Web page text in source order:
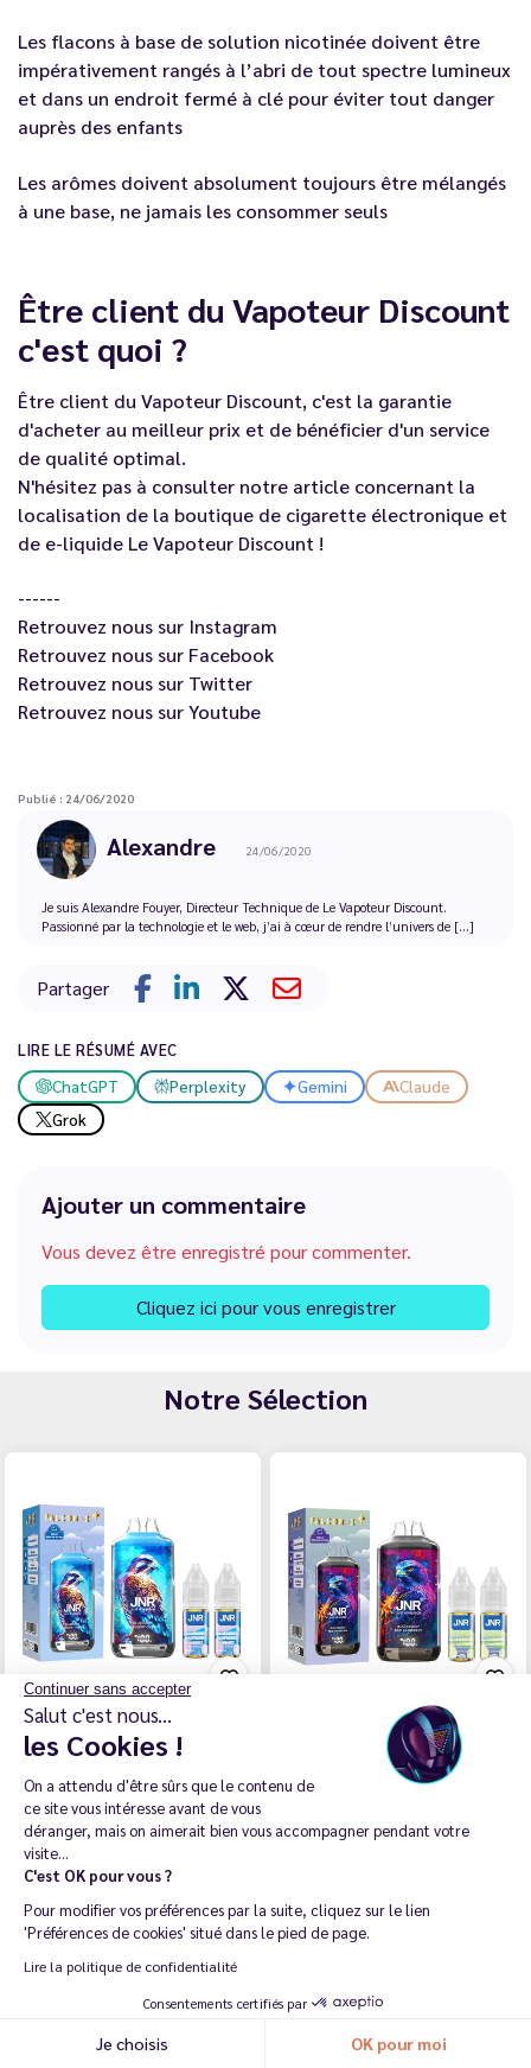
Continuer sans accepter
Salut c'est nous...
les Cookies !
On a attendu d'être sûrs que le contenu de
ce site vous intéresse avant de vous
déranger, mais on aimerait bien vous accompagner pendant votre
visite...
C'est OK pour vous ?
Pour modifier vos préférences par la suite, cliquez sur le lien
'Préférences de cookies' situé dans le pied de page.
Lire la politique de confidentialité
Consentements certifiés par
Je choisis OK pour moi
Les flacons à base de solution nicotinée doivent être
impérativement rangés à l’abri de tout spectre lumineux
et dans un endroit fermé à clé pour éviter tout danger
auprès des enfants
Les arômes doivent absolument toujours être mélangés
à une base, ne jamais les consommer seuls
Être client du Vapoteur Discount
c'est quoi ?
Être client du Vapoteur Discount, c'est la garantie
d'acheter au meilleur prix et de bénéficier d'un service
de qualité optimal.
N'hésitez pas à consulter notre article concernant la
localisation de la boutique de cigarette électronique et
de e-liquide Le Vapoteur Discount !
------
Retrouvez nous sur Instagram
Retrouvez nous sur Facebook
Retrouvez nous sur Twitter
Retrouvez nous surYoutube
Publié : 24/06/2020
Alexandre 24/06/2020
Je suis Alexandre Fouyer, Directeur Technique de Le Vapoteur Discount.
Passionné par la technologie et le web, j’ai à cœur de rendre l’univers de [...]
Partager
LIRE LE RÉSUMÉ AVEC
ChatGPT Perplexity Gemini
Claude
Grok
Ajouter un commentaire
Vous devez être enregistré pour commenter.
Cliquez ici pour vous enregistrer
Notre Sélection
Puff JNR Falcon-X 28K
Blueberry Raspberry…
Falcon JNR
Ajouter12,85 €
Puff JNR Falcon-X 28K
Blackberry Red Raspberry -…
Falcon JNR
Ajouter12,85 €